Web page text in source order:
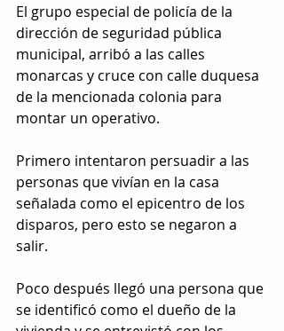
El grupo especial de policía de la
dirección de seguridad pública
municipal, arribó a las calles
monarcas y cruce con calle duquesa
de la mencionada colonia para
montar un operativo.
Primero intentaron persuadir a las
personas que vivían en la casa
señalada como el epicentro de los
disparos, pero esto se negaron a
salir.
Poco después llegó una persona que
se identificó como el dueño de la